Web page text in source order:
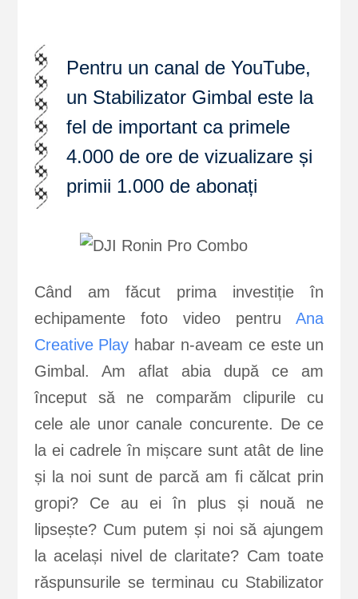
Pentru un canal de YouTube,
un Stabilizator Gimbal este la
fel de important ca primele
4.000 de ore de vizualizare și
primii 1.000 de abonați
Când am făcut prima investiție în
echipamente foto video pentruAna
Creative Play habar n-aveam ce este un
Gimbal. Am aflat abia după ce am
început să ne comparăm clipurile cu
cele ale unor canale concurente. De ce
la ei cadrele în mișcare sunt atât de line
și la noi sunt de parcă am fi călcat prin
gropi? Ce au ei în plus și nouă ne
lipsește? Cum putem și noi să ajungem
la același nivel de claritate? Cam toate
răspunsurile se terminau cu Stabilizator